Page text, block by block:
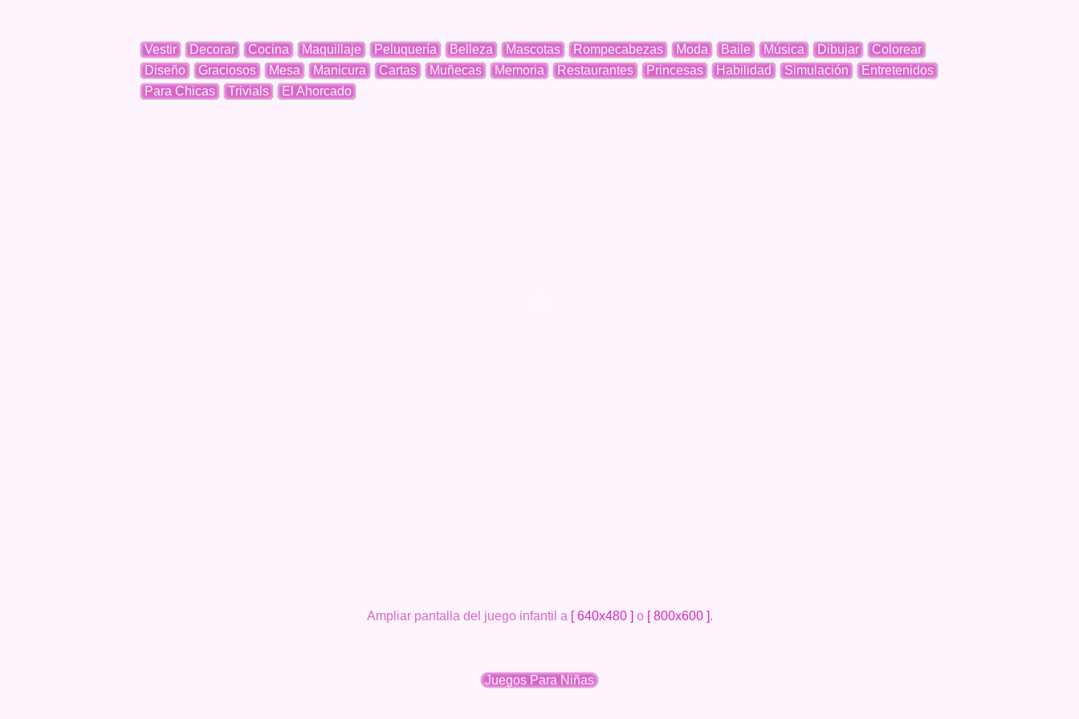
Vestir Decorar Cocina Maquillaje Peluquería Belleza Mascotas Rompecabezas Moda Baile Música Dibujar
Colorear
Diseño
Graciosos Mesa Manicura Cartas Muñecas Memoria Restaurantes Princesas Habilidad Simulación
Entretenidos
Para Chicas
Trivials El Ahorcado
Ampliar pantalla del juego infantil a [ 640x480 ] o [ 800x600 ].
Juegos Para Niñas